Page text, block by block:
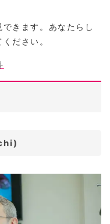
きます。あなたらし
ださい。